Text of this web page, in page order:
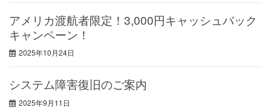
アメリカ渡航者限定！3,000円キャッシュバック
キャンペーン！
2025年10月24日
システム障害復旧のご案内
2025年9月11日